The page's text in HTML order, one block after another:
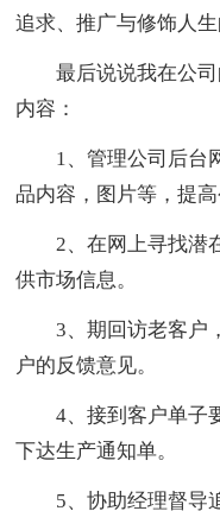
追求、推广与修饰人
最后说说我在公司
内容：
1、管理公司后台网
品内容，图片等，提高
2、在网上寻找潜在
供市场信息。
3、期回访老客户，
户的反馈意见。
4、接到客户单子要
下达生产通知单。
5、协助经理督导追